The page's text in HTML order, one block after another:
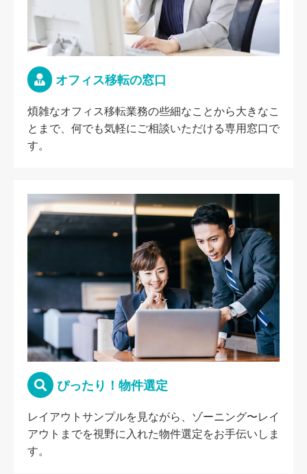
オフィス移転の窓口
煩雑なオフィス移転業務の些細なことから大きなこ
とまで、何でも気軽にご相談いただける専用窓口で
す。
ぴったり！物件選定
レイアウトサンプルを見ながら、ゾーニング〜レイ
アウトまでを視野に入れた物件選定をお手伝いしま
す。